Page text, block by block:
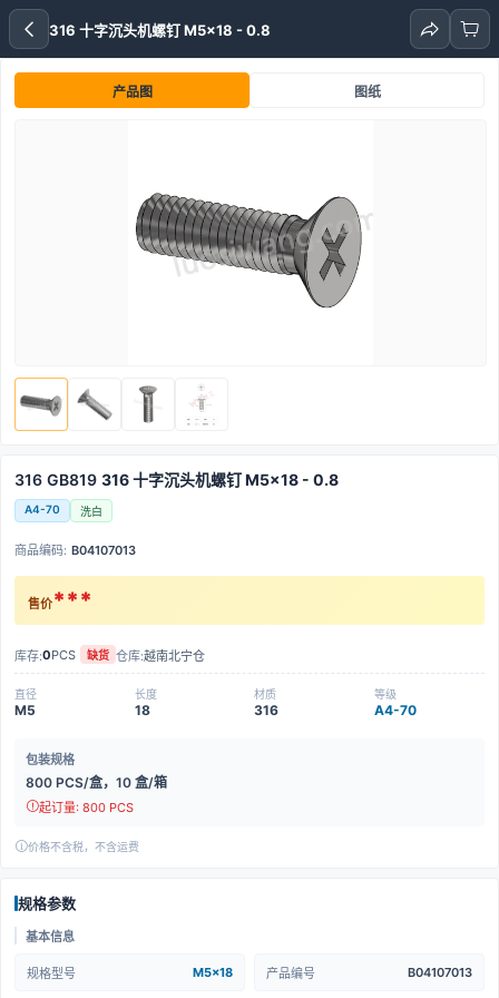
316 十字沉头机螺钉 M5x18 - 0.8
产品图 图纸
316 GB819 316 十字沉头机螺钉 M5x18 - 0.8
A4-70 洗白
商品编码: B04107013
售价***
库存:0PCS 缺货 仓库:越南北宁仓
直径
M5
长度
18
材质
316
等级
A4-70
包装规格
800 PCS/盒，10 盒/箱
起订量: 800 PCS
价格不含税，不含运费
规格参数
基本信息
规格型号 M5x18 产品编号 B04107013